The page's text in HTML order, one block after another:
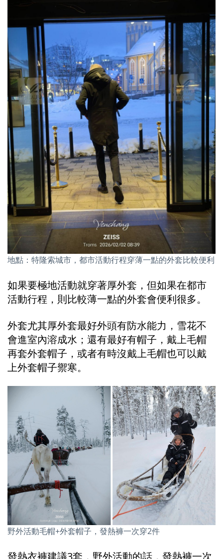
地點：特隆索城市，都市活動行程穿薄一點的外套比較便利
如果要極地活動就穿著厚外套，但如果在都市
活動行程，則比較薄一點的外套會便利很多。
外套尤其厚外套最好外頭有防水能力，雪花不
會進室內溶成水；還有最好有帽子，戴上毛帽
再套外套帽子，或者有時沒戴上毛帽也可以戴
上外套帽子禦寒。
野外活動毛帽+外套帽子，發熱褲一次穿2件
發熱衣褲建議3套，野外活動的話，發熱褲一次